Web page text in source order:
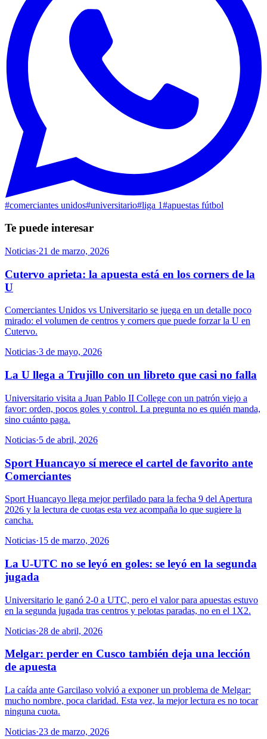
#comerciantes unidos#universitario#liga 1#apuestas fútbol
Te puede interesar
Noticias·21 de marzo, 2026
Cutervo aprieta: la apuesta está en los corners de la
U
Comerciantes Unidos vs Universitario se juega en un detalle poco
mirado: el volumen de centros y corners que puede forzar la U en
Cutervo.
Noticias·3 de mayo, 2026
La U llega a Trujillo con un libreto que casi no falla
Universitario visita a Juan Pablo II College con un patrón viejo a
favor: orden, pocos goles y control. La pregunta no es quién manda,
sino cuánto paga.
Noticias·5 de abril, 2026
Sport Huancayo sí merece el cartel de favorito ante
Comerciantes
Sport Huancayo llega mejor perfilado para la fecha 9 del Apertura
2026 y la lectura de cuotas esta vez acompaña lo que sugiere la
cancha.
Noticias·15 de marzo, 2026
La U-UTC no se leyó en goles: se leyó en la segunda
jugada
Universitario le ganó 2-0 a UTC, pero el valor para apuestas estuvo
en la segunda jugada tras centros y pelotas paradas, no en el 1X2.
Noticias·28 de abril, 2026
Melgar: perder en Cusco también deja una lección
de apuesta
La caída ante Garcilaso volvió a exponer un problema de Melgar:
mucho nombre, poca claridad. Esta vez, la mejor lectura es no tocar
ninguna cuota.
Noticias·23 de marzo, 2026